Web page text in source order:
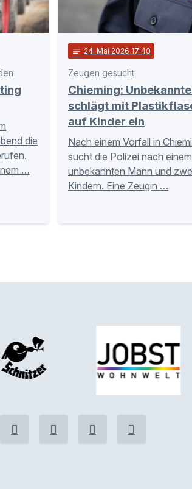
die
…
notes 24. Mai 2026 17:40
Zeugen gesucht
Chieming:
schlägt mit
auf Kinder ein
Nach einem Vorfall in
sucht die Polizei nach einem
unbekannten Mann und
Kindern. Eine Zeugin …